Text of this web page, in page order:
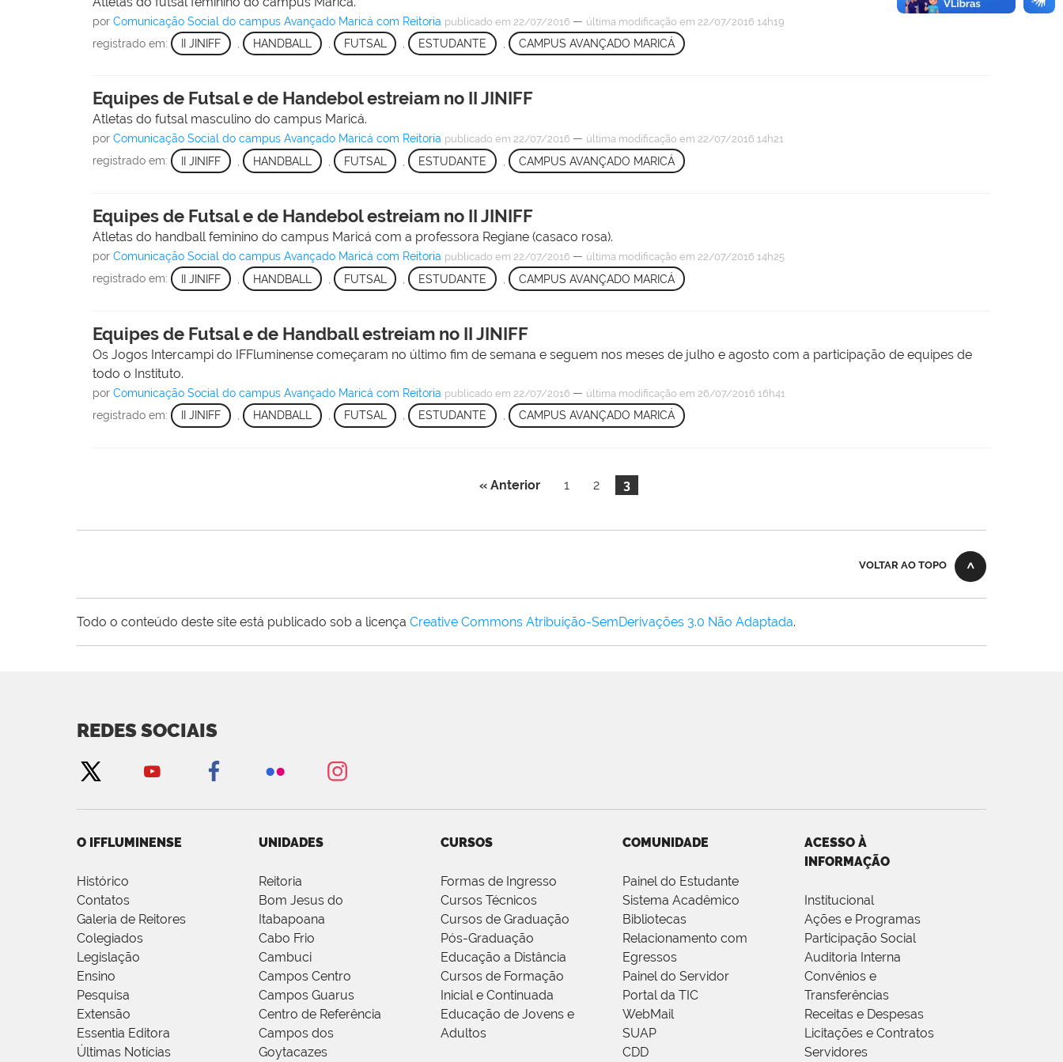
porComunicação Social do campus Avançado Maricá com Reitoria publicado em 22/07/2016 — última modificação em 22/07/2016 14h19
registrado em: II JINIFF HANDBALL FUTSAL , ESTUDANTE , CAMPUS AVANÇADO MARICÁ
Equipes de Futsal e de Handebol estreiam no II JINIFF
Atletas do futsal masculino do campus Maricá.
porComunicação Social do campus Avançado Maricá com Reitoria publicado em 22/07/2016 — última modificação em 22/07/2016 14h21
registrado em: II JINIFF HANDBALL FUTSAL , ESTUDANTE , CAMPUS AVANÇADO MARICÁ
Equipes de Futsal e de Handebol estreiam no II JINIFF
Atletas do handball feminino do campus Maricá com a professora Regiane (casaco rosa).
porComunicação Social do campus Avançado Maricá com Reitoria publicado em 22/07/2016 — última modificação em 22/07/2016 14h25
registrado em: II JINIFF HANDBALL FUTSAL , ESTUDANTE , CAMPUS AVANÇADO MARICÁ
Equipes de Futsal e de Handball estreiam no II JINIFF
Os Jogos Intercampi do IFFluminense começaram no último fim de semana e seguem nos meses de julho e agosto com a participação de equipes de
todo o Instituto.
porComunicação Social do campus Avançado Maricá com Reitoria publicado em 22/07/2016 — última modificação em 26/07/2016 16h41
registrado em: II JINIFF , HANDBALL , FUTSAL , ESTUDANTE , CAMPUS AVANÇADO MARICÁ
« Anterior 1 2 3
VOLTAR AO TOPO
Todo o conteúdo deste site está publicado sob a licença Creative Commons Atribuição-SemDerivações 3.0 Não Adaptada.
REDES SOCIAIS
O IFFLUMINENSE
Histórico
Contatos
Galeria de Reitores
Colegiados
Legislação
Ensino
Pesquisa
Extensão
Essentia Editora
Últimas Notícias
UNIDADES
Reitoria
Bom Jesus do
Itabapoana
Cabo Frio
Cambuci
Campos Centro
Campos Guarus
Centro de Referência
Campos dos
Goytacazes
CURSOS
Formas de Ingresso
Cursos Técnicos
Cursos de Graduação
Pós-Graduação
Educação a Distância
Cursos de Formação
Inicial e Continuada
Educação de Jovens e
Adultos
COMUNIDADE
Painel do Estudante
Sistema Acadêmico
Bibliotecas
Relacionamento com
Egressos
Painel do Servidor
Portal da TIC
WebMail
SUAP
CDD
ACESSO À
INFORMAÇÃO
Institucional
Ações e Programas
Participação Social
Auditoria Interna
Convênios e
Transferências
Receitas e Despesas
Licitações e Contratos
Servidores